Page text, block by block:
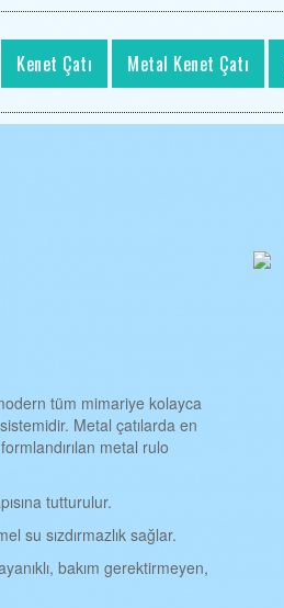
Kenet Çatı Metal Kenet Çatı
tüm mimariye kolayca
sistemidir. Metal çatılarda en
metal rulo
tutturulur.
su sızdırmazlık sağlar.
bakım gerektirmeyen,